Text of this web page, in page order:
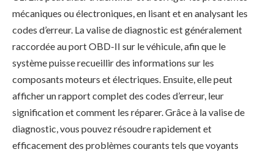
mécaniques ou électroniques, en lisant et en analysant les
codes d’erreur. La valise de diagnostic est généralement
raccordée au port OBD-II sur le véhicule, afin que le
système puisse recueillir des informations sur les
composants moteurs et électriques. Ensuite, elle peut
afficher un rapport complet des codes d’erreur, leur
signification et comment les réparer. Grâce à la valise de
diagnostic, vous pouvez résoudre rapidement et
efficacement des problèmes courants tels que voyants